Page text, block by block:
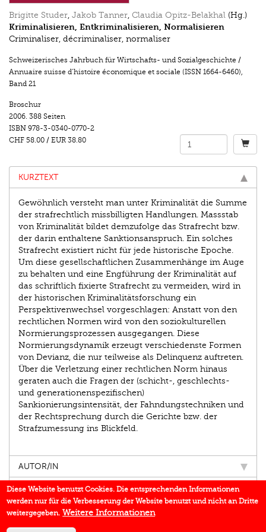
Brigitte Studer, Jakob Tanner, Claudia Opitz-Belakhal (Hg.)
Kriminalisieren, Entkriminalisieren, Normalisieren
Criminaliser, décriminaliser, normaliser
Schweizerisches Jahrbuch für Wirtschafts- und Sozialgeschichte /
Annuaire suisse d’histoire économique et sociale (ISSN 1664-6460),
Band 21
Broschur
2006. 388 Seiten
ISBN 978-3-0340-0770-2
CHF 58.00 / EUR 38.80
KURZTEXT
Gewöhnlich versteht man unter Kriminalität die Summe
der strafrechtlich missbilligten Handlungen. Massstab
von Kriminalität bildet demzufolge das Strafrecht bzw.
der darin enthaltene Sanktionsanspruch. Ein solches
Strafrecht existiert nicht für jede historische Epoche.
Um diese gesellschaftlichen Zusammenhänge im Auge
zu behalten und eine Engführung der Kriminalität auf
das schriftlich fixierte Strafrecht zu vermeiden, wird in
der historischen Kriminalitätsforschung ein
Perspektivenwechsel vorgeschlagen: Anstatt von den
rechtlichen Normen wird von den soziokulturellen
Normierungsprozessen ausgegangen. Diese
Normierungsdynamik erzeugt verschiedenste Formen
von Devianz, die nur teilweise als Delinquenz auftreten.
Über die Verletzung einer rechtlichen Norm hinaus
geraten auch die Fragen der (schicht-, geschlechts-
und generationenspezifischen)
Sankionierungsintensität, der Fahndungstechniken und
der Rechtsprechung durch die Gerichte bzw. der
Strafzumessung ins Blickfeld.
AUTOR/IN
EINBLICK
IN DEN MEDIEN
Diese Website benutzt Cookies. Die entsprechenden Informationen
werden nur für die Verbesserung der Website benutzt und nicht an Dritte
weitergegeben. Weitere Informationen